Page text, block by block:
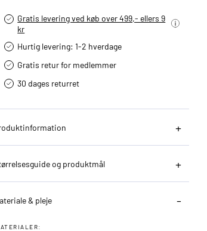
Gratis levering ved køb over 499,- ellers 9
kr
Hurtig levering­: 1-2 hverdage
Gratis retur for medlemmer
30 dages returret
og produktmål
& pleje